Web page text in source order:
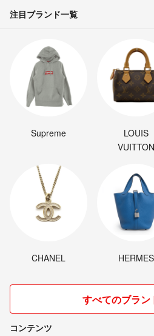
注目ブランド一覧
Supreme
LOUIS
VUITTON
CHANEL HERMES
すべてのブラン
コンテンツ